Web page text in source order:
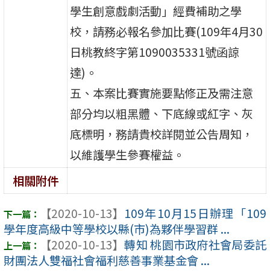
學生創意戲劇活動」經費補助之學
校，請務必報名參加比賽(109年4月30
日桃教終字第1090035331號函諒
達)。
五、本案比賽實施要點修正及需注意
部分均以粗黑體、下底線或紅字、灰
底標明，務請貴校詳閱並公告周知，
以維護學生參賽權益。
相關附件
【2020-10-13】 109年10月15日辦理「109
學年度高級中等學校以縣(市)為夥伴學習群 ...
【2020-10-13】 轉知 桃園市政府社會局委託
財團法人雙福社會福利慈善事業基金會 ...